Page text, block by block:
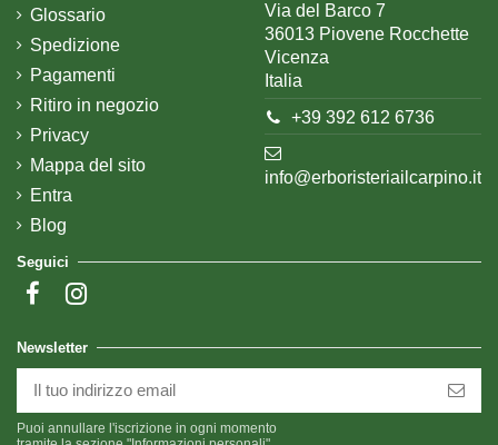
Glossario
Spedizione
Pagamenti
Ritiro in negozio
Privacy
Mappa del sito
Entra
Blog
Via del Barco 7
36013 Piovene Rocchette
Vicenza
Italia
+39 392 612 6736
info@erboristeriailcarpino.it
Seguici
Newsletter
Puoi annullare l'iscrizione in ogni momento